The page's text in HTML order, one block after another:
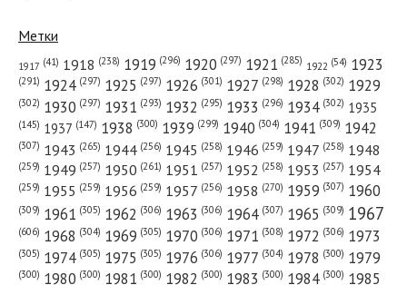
№ 169 от августа 1948 года — «Красный Север»
№ 146 от июня 1960 года — «Красный Север»
Метки
1917 (41) 1918 (238) 1919 (296) 1920 (297) 1921 (285) 1922 (54) 1923
(291) 1924 (297) 1925 (297) 1926 (301) 1927 (298) 1928 (302) 1929
(302) 1930 (297) 1931 (293) 1932 (295) 1933 (296) 1934 (302) 1935
(145) 1937 (147) 1938 (300) 1939 (299) 1940 (304) 1941 (309) 1942
(307) 1943 (265) 1944 (256) 1945 (258) 1946 (259) 1947 (258) 1948
(259) 1949 (257) 1950 (261) 1951 (257) 1952 (258) 1953 (257) 1954
(259) 1955 (259) 1956 (259) 1957 (256) 1958 (270) 1959 (307) 1960
(309) 1961 (305) 1962 (306) 1963 (306) 1964 (307) 1965 (309) 1967
(606) 1968 (304) 1969 (305) 1970 (306) 1971 (308) 1972 (306) 1973
(305) 1974 (305) 1975 (305) 1976 (306) 1977 (304) 1978 (300) 1979
(300) 1980 (300) 1981 (300) 1982 (300) 1983 (300) 1984 (300) 1985